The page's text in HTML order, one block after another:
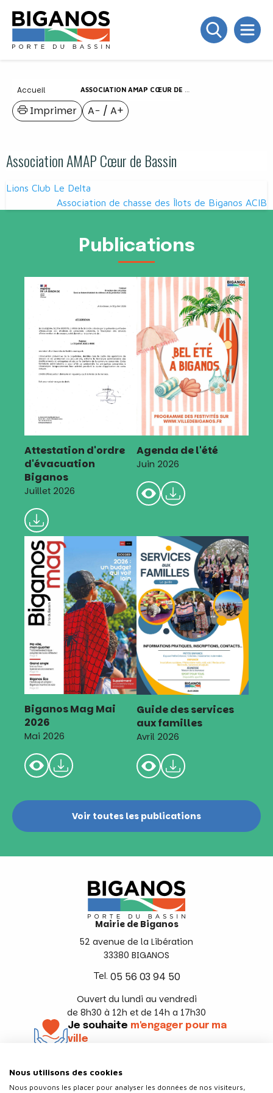
Accueil ASSOCIATION AMAP CŒUR DE BASSIN
A− / A+
Imprimer
Association AMAP Cœur de Bassin
Navigation
de
Lions Club Le Delta
Association de chasse des Îlots de Biganos ACIB
Publications
Attestation d'ordre
d'évacuation
Biganos
Juillet 2026
Agenda de l'été
Juin 2026
Biganos Mag Mai
2026
Mai 2026
Guide des services
aux familles
Avril 2026
Voir toutes les publications
Mairie de Biganos
52 avenue de la Libération
33380 BIGANOS
Tel. 05 56 03 94 50
Ouvert du lundi au vendredi
de 8h30 à 12h et de 14h a 17h30
Je souhaite m'engager pour ma
ville
Nous utilisons des cookies
Nous pouvons les placer pour analyser les données de nos visiteurs,